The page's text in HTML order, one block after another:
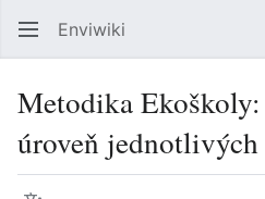
Enviwiki
Metodika
úroveň